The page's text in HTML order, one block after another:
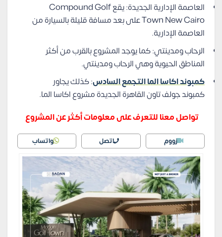
العاصمة الإدارية الجديدة: يقع Compound Golf
Town New Cairo على بعد مسافة قليلة بالسيارة من
العاصمة الإدارية.
الرحاب ومدينتي: كما يوجد المشروع بالقرب من أكثر
المناطق الحيوية وهي الرحاب ومدينتي.
كمبوند اكاسا الما التجمع السادس: كذلك يجاور
كمبوند جولف تاون القاهرة الجديدة مشروع اكاسا الما.
تواصل معنا للتعرف على معلومات أكثر عن المشروع
زووم اتصل واتساب